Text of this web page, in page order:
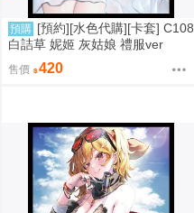
預購 [預約][水色代購][卡套] C108
白詰草 妮姬 灰姑娘 禮服ver
售價 420